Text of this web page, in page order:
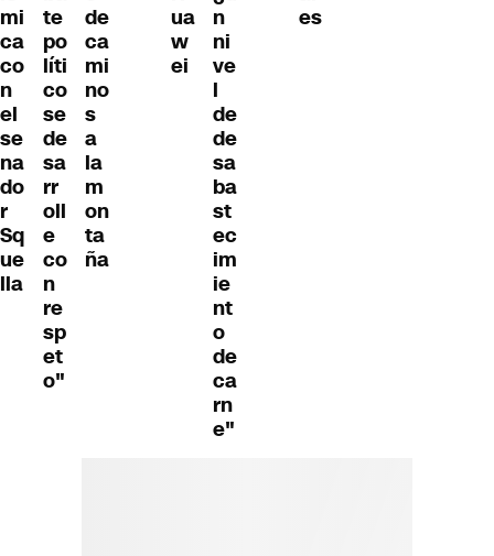
mi
ca
co
n
el
se
na
do
r
Sq
ue
lla
te
po
líti
co
se
de
sa
rr
oll
e
co
n
re
sp
et
o"
de
ca
mi
no
s
a
la
m
on
ta
ña
ua
w
ei
n
ni
ve
l
de
de
sa
ba
st
ec
im
ie
nt
o
de
ca
rn
e"
es